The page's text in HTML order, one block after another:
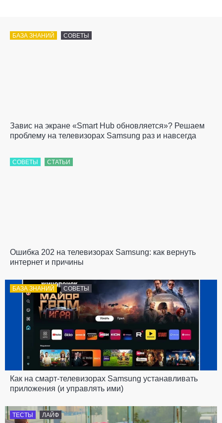
БАЗА ЗНАНИЙ СОВЕТЫ
Завис на экране «Smart Hub обновляется»? Решаем
проблему на телевизорах Samsung раз и навсегда
СОВЕТЫ СТАТЬИ
Ошибка 202 на телевизорах Samsung: как вернуть
интернет и причины
БАЗА ЗНАНИЙ СОВЕТЫ
Как на смарт-телевизорах Samsung устанавливать
приложения (и управлять ими)
ТЕСТЫ ЛАЙФ